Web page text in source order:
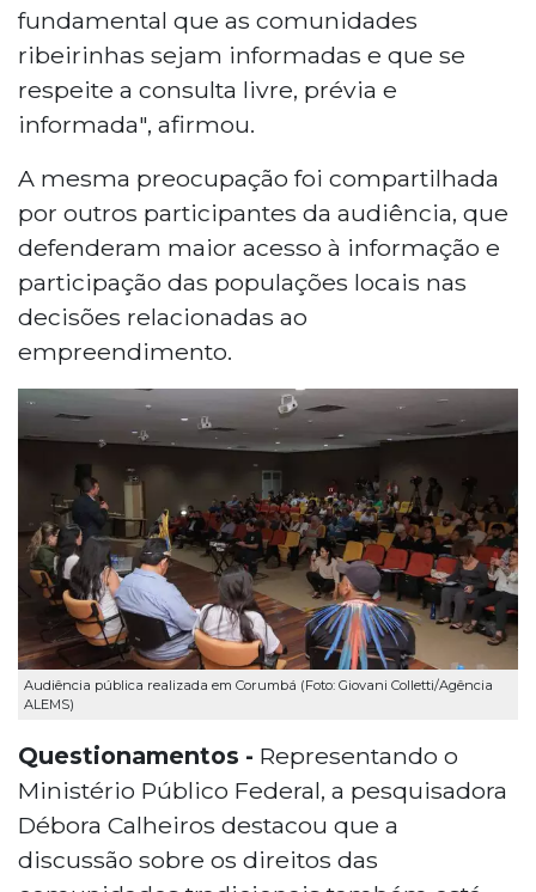
fundamental que as comunidades
ribeirinhas sejam informadas e que se
respeite a consulta livre, prévia e
informada", afirmou.
A mesma preocupação foi compartilhada
por outros participantes da audiência, que
defenderam maior acesso à informação e
participação das populações locais nas
decisões relacionadas ao
empreendimento.
Audiência pública realizada em Corumbá (Foto: Giovani Colletti/Agência
ALEMS)
Questionamentos - Representando o
Ministério Público Federal, a pesquisadora
Débora Calheiros destacou que a
discussão sobre os direitos das